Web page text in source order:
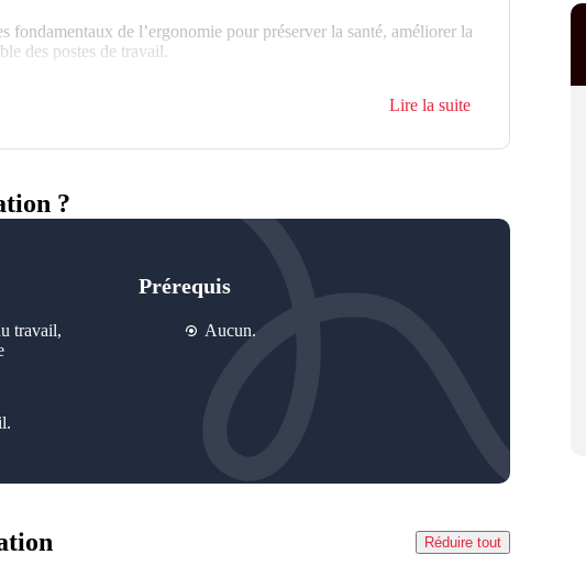
fondamentaux de l’ergonomie pour préserver la santé, améliorer la
des postes de travail.
Lire la suite
?
travail,
Prérequis
Aucun.
Réduire tout